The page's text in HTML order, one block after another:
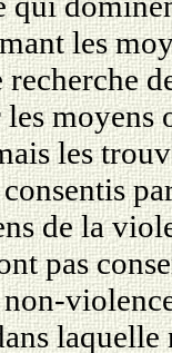
les
les
les
de la
pas
laquelle